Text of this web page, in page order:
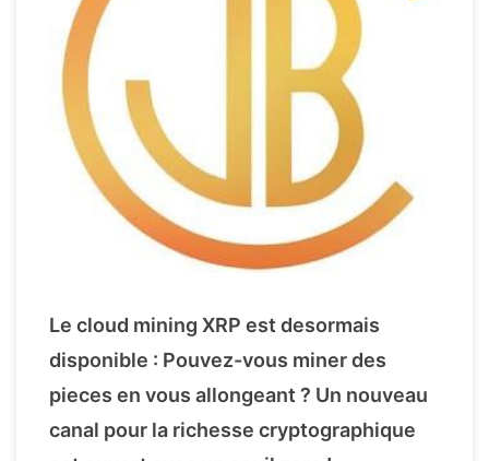
Le cloud mining XRP est desormais
disponible : Pouvez-vous miner des
pieces en vous allongeant ? Un nouveau
canal pour la richesse cryptographique